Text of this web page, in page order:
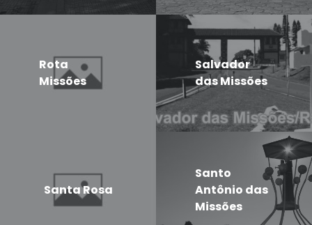
Rota
Missões
Salvador
das Missões
Santa Rosa
Santo
Antônio das
Missões